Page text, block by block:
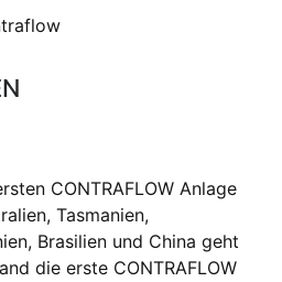
CONTRAFLOW Anlage
Tasmanien,
Brasilien und China geht
die erste CONTRAFLOW